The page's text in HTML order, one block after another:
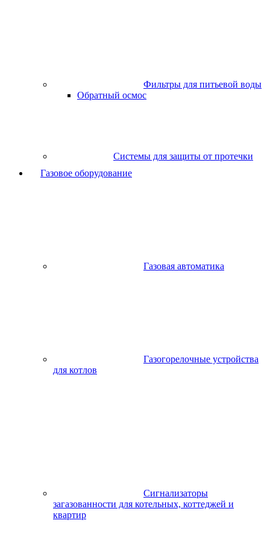
Фильтры для питьевой воды
Обратный осмос
Системы для защиты от протечки
Газовое оборудование
Газовая автоматика
Газогорелочные устройства
для котлов
Сигнализаторы
загазованности для котельных, коттеджей и
квартир